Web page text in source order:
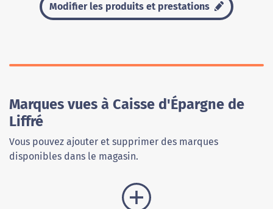
Modifier les produits et prestations
Marques vues à Caisse d'Épargne de
Liffré
Vous pouvez ajouter et supprimer des marques
disponibles dans le magasin.